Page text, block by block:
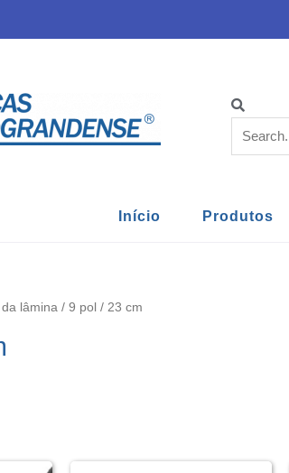
Início Produtos
lâmina / 9 pol / 23 cm